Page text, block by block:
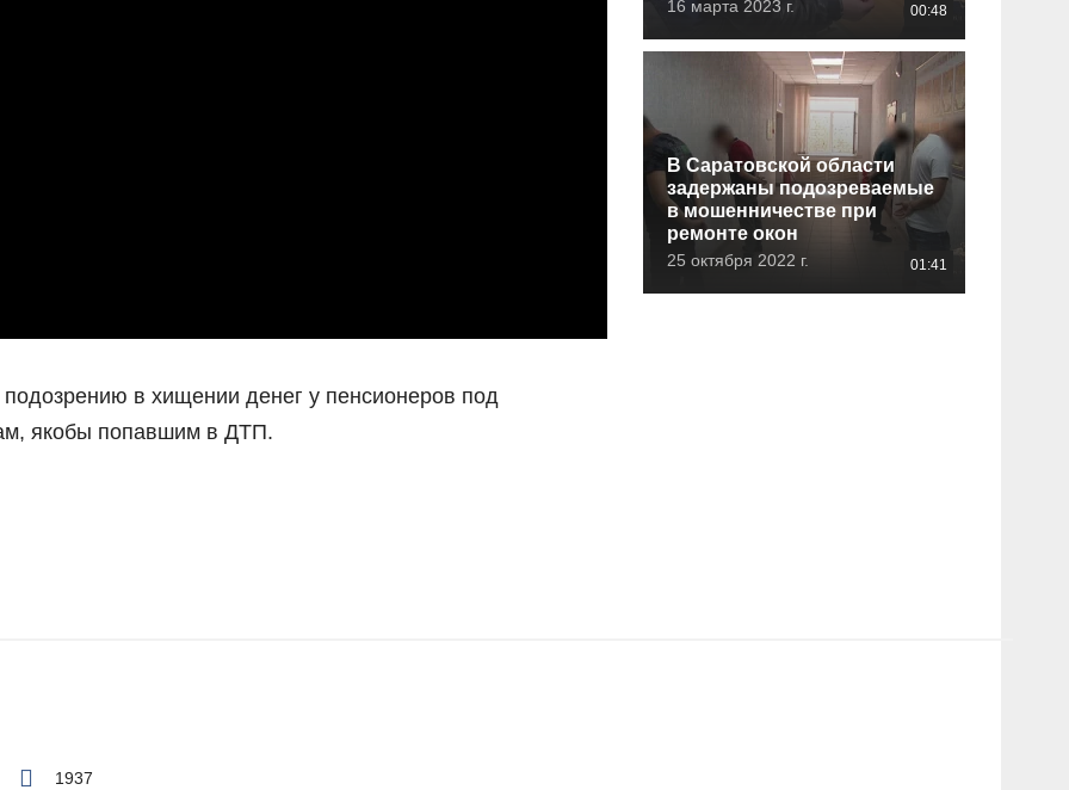
в хищении денег у пенсионеров под
якобы попавшим в ДТП.
16 марта 2023 г. 00:48
В Саратовской области
задержаны подозреваемые
в мошенничестве при
ремонте окон
25 октября 2022 г. 01:41
1937